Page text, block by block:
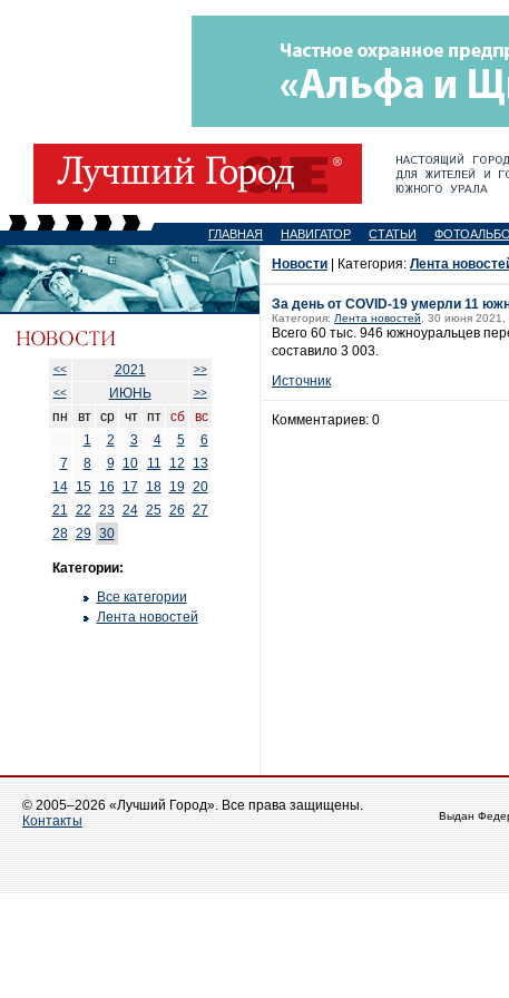
ГЛАВНАЯ НАВИГАТОР СТАТЬИ
<< 2021
>>
<<
ИЮНЬ >>
пн вт ср чт пт сб
вс
1
2 3 4 5
6
7
8 9 10 11 12
13
14
15 16 17 18 19 20
21 22 23 24 25 26 27
28 29 30
Категории:
Все категории
Лента новостей
Новости | Категория: Лента
За день от COVID-19 умерли 11
Категория: Лента новостей , 30 июня 2021,
Всего 60 тыс. 946 южноуральцев
составило 3 003.
Источник
Комментариев: 0
© 2005–2026 «Лучший Город». Все права защищены.
Контакты
Выдан